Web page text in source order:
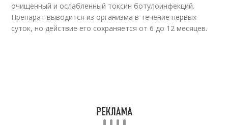
очищенный и ослабленный токсин ботулоинфекций.
Препарат выводится из организма в течение первых
суток, но действие его сохраняется от 6 до 12 месяцев.